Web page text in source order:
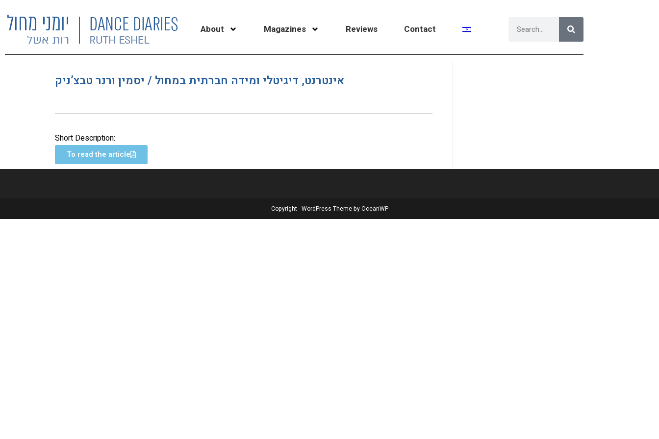
About Magazines Reviews Contact
אינטרנט, דיגיטלי ומידה חברתית במחול / יסמין ורנר טבצ’ניק
Short Description:
To read the article
Copyright - WordPress Theme by OceanWP